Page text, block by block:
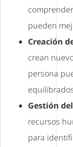
pueden
Creación
crean
persona
Gestión
recursos
para